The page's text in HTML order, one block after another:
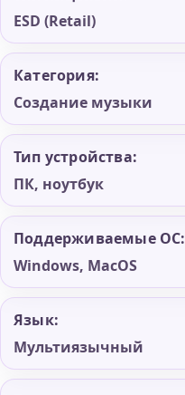
ESD (Retail)
Категория:
Создание музыки
Тип устройства:
ПК, ноутбук
Поддерживаемые ОС:
Windows, MacOS
Язык:
Мультиязычный